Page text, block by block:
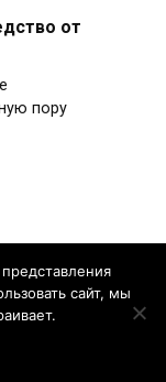
от
пору
сайт, мы